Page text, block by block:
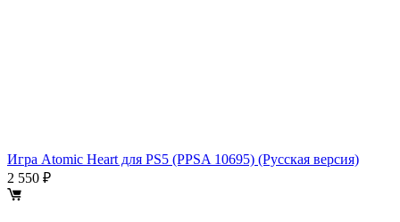
Игра Atomic Heart для PS5 (PPSA 10695) (Русская версия)
2 550 ₽